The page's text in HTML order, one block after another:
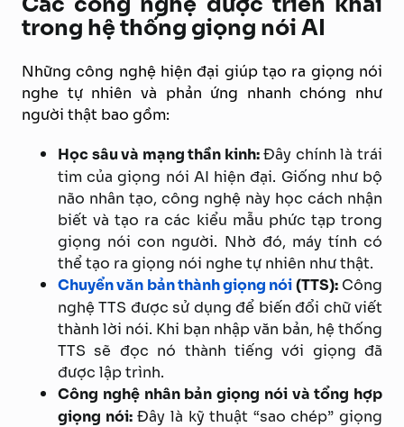
trong hệ thống giọng nói AI
Những công nghệ hiện đại giúp tạo ra giọng nói
nghe tự nhiên và phản ứng nhanh chóng như
người thật bao gồm:
Học sâu và mạng thần kinh:Đây chính là trái
tim của giọng nói AI hiện đại. Giống như bộ
não nhân tạo, công nghệ này học cách nhận
biết và tạo ra các kiểu mẫu phức tạp trong
giọng nói con người. Nhờ đó, máy tính có
thể tạo ra giọng nói nghe tự nhiên như thật.
Chuyển văn bản thành giọng nói(TTS):Công
nghệ TTS được sử dụng để biến đổi chữ viết
thành lời nói. Khi bạn nhập văn bản, hệ thống
TTS sẽ đọc nó thành tiếng với giọng đã
được lập trình.
Công nghệ nhân bản giọng nói và tổng hợp
giọng nói:Đây là kỹ thuật “sao chép” giọng